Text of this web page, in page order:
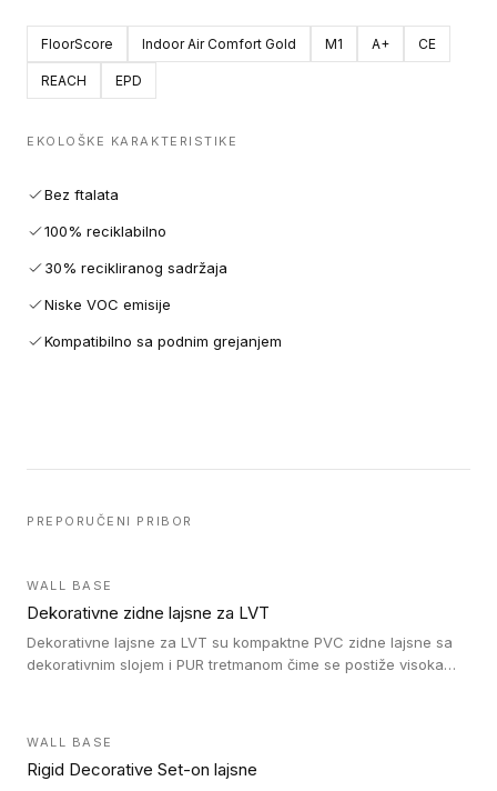
FloorScore Indoor Air Comfort Gold M1 A+ CE
REACH EPD
EKOLOŠKE KARAKTERISTIKE
Bez ftalata
100% reciklabilno
30% recikliranog sadržaja
Niske VOC emisije
Kompatibilno sa podnim grejanjem
PREPORUČENI PRIBOR
WALL BASE
Dekorativne zidne lajsne za LVT
Dekorativne lajsne za LVT su kompaktne PVC zidne lajsne sa
dekorativnim slojem i PUR tretmanom čime se postiže visoka
WALL BASE
Rigid Decorative Set-on lajsne